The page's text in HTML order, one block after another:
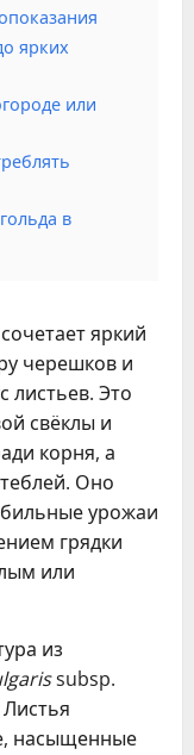
ярких
или
в
яркий
черешков и
листьев. Это
свёклы и
корня, а
Оно
урожаи
грядки
или
из
subsp.
насыщенные